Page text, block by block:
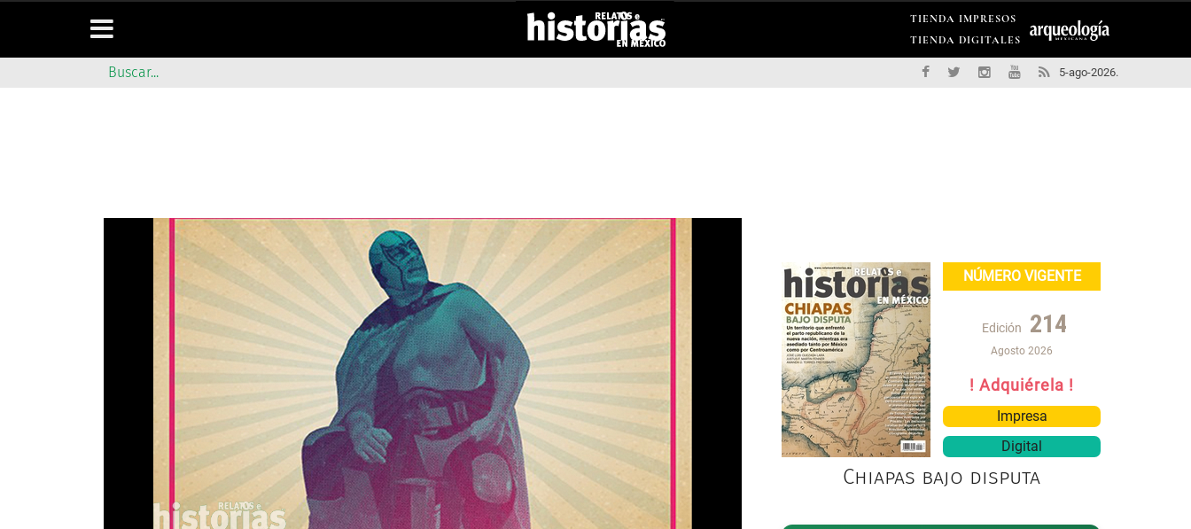
TIENDA IMPRESOS
TIENDA DIGITALES
5-ago-2026.
NÚMERO VIGENTE
Edición 214
Agosto 2026
! Adquiérela !
Impresa
Digital
Chiapas bajo disputa